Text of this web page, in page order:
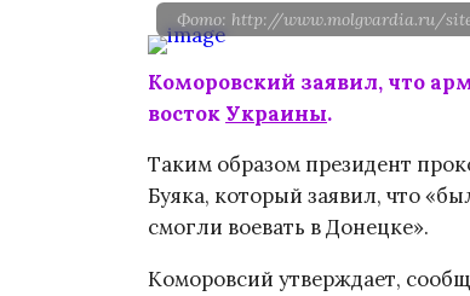
Фото: http://www.molgvardia.ru/
Коморовский заявил, что
восток Украины.
Таким образом президент
Буяка, который заявил, что
смогли воевать в Донецке».
Коморовсий утверждает,